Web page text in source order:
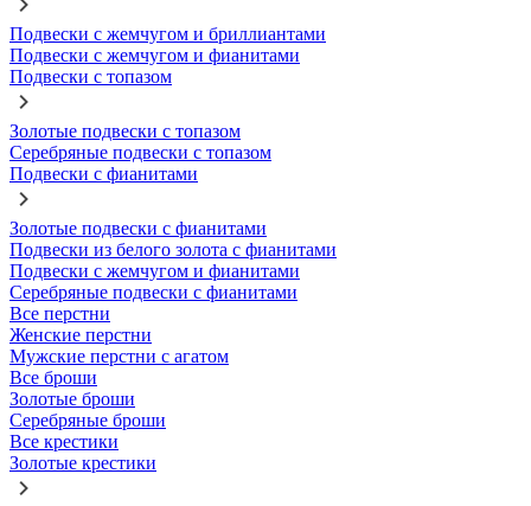
Подвески с жемчугом и бриллиантами
Подвески с жемчугом и фианитами
Подвески с топазом
Золотые подвески с топазом
Серебряные подвески с топазом
Подвески с фианитами
Золотые подвески с фианитами
Подвески из белого золота с фианитами
Подвески с жемчугом и фианитами
Серебряные подвески с фианитами
Все перстни
Женские перстни
Мужские перстни с агатом
Все броши
Золотые броши
Серебряные броши
Все крестики
Золотые крестики